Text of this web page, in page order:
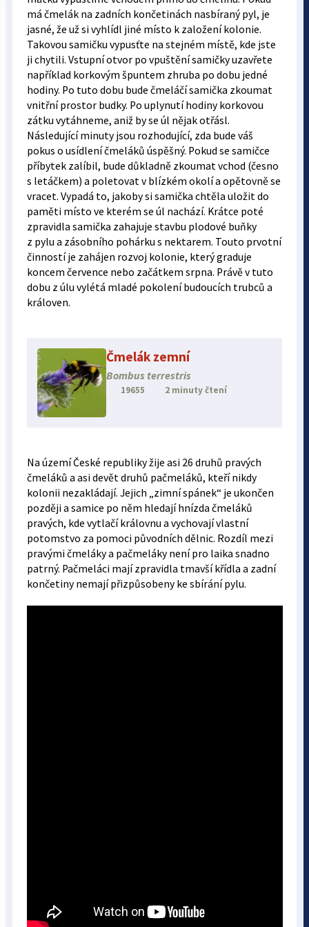
má čmelák na zadních končetinách nasbíraný pyl, je
jasné, že už si vyhlídl jiné místo k založení kolonie.
Takovou samičku vypusťte na stejném místě, kde jste
ji chytili. Vstupní otvor po vpuštění samičky uzavřete
například korkovým špuntem zhruba po dobu jedné
hodiny. Po tuto dobu bude čmeláčí samička zkoumat
vnitřní prostor budky. Po uplynutí hodiny korkovou
zátku vytáhneme, aniž by se úl nějak otřásl.
Následující minuty jsou rozhodující, zda bude váš
pokus o usídlení čmeláků úspěšný. Pokud se samičce
příbytek zalíbil, bude důkladně zkoumat vchod (česno
s letáčkem) a poletovat v blízkém okolí a opětovně se
vracet. Vypadá to, jakoby si samička chtěla uložit do
paměti místo ve kterém se úl nachází. Krátce poté
zpravidla samička zahajuje stavbu plodové buňky
z pylu a zásobního pohárku s nektarem. Touto prvotní
činností je zahájen rozvoj kolonie, který graduje
koncem července nebo začátkem srpna. Právě v tuto
dobu z úlu vylétá mladé pokolení budoucích trubců a
královen.
Čmelák zemní
Bombus terrestris
19655 2 minuty čtení
Na území České republiky žije asi 26 druhů pravých
čmeláků a asi devět druhů pačmeláků, kteří nikdy
kolonii nezakládají. Jejich „zimní spánek“ je ukončen
později a samice po něm hledají hnízda čmeláků
pravých, kde vytlačí královnu a vychovají vlastní
potomstvo za pomoci původních dělnic. Rozdíl mezi
pravými čmeláky a pačmeláky není pro laika snadno
patrný. Pačmeláci mají zpravidla tmavší křídla a zadní
končetiny nemají přizpůsobeny ke sbírání pylu.